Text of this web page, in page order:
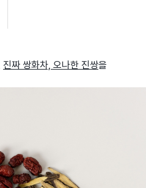
진짜 쌍화차, 오나한 진쌍을